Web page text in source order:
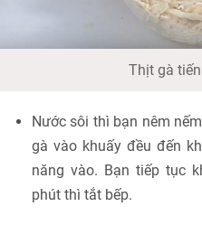
Thịt gà
Nước sôi thì bạn nêm
gà vào khuấy đều đến
năng vào. Bạn tiếp tục
phút thì tắt bếp.